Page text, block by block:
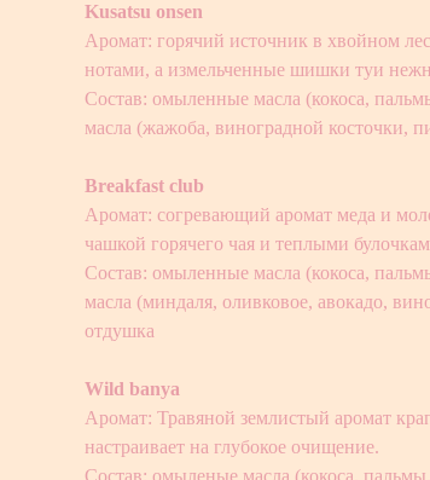
Kusatsu onsen
Аромат: горячий источник в хвойном
нотами, а измельченные шишки туи
Состав: омыленные масла (кокоса,
масла (жажоба, виноградной косточки,
Breakfast club
Аромат: согревающий аромат меда и
чашкой горячего чая и теплыми
Состав: омыленные масла (кокоса,
масла (миндаля, оливковое, авокадо,
отдушка
Wild banya
Аромат: Травяной землистый аромат
настраивает на глубокое очищение.